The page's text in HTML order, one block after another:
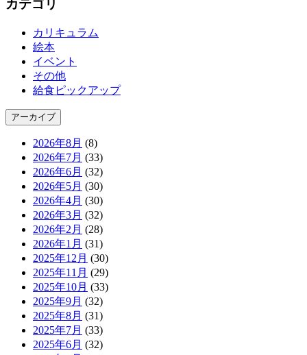
カテゴリ
カリキュラム
絵本
イベント
その他
給食ピックアップ
アーカイブ
2026年8月 (8)
2026年7月 (33)
2026年6月 (32)
2026年5月 (30)
2026年4月 (30)
2026年3月 (32)
2026年2月 (28)
2026年1月 (31)
2025年12月 (30)
2025年11月 (29)
2025年10月 (33)
2025年9月 (32)
2025年8月 (31)
2025年7月 (33)
2025年6月 (32)